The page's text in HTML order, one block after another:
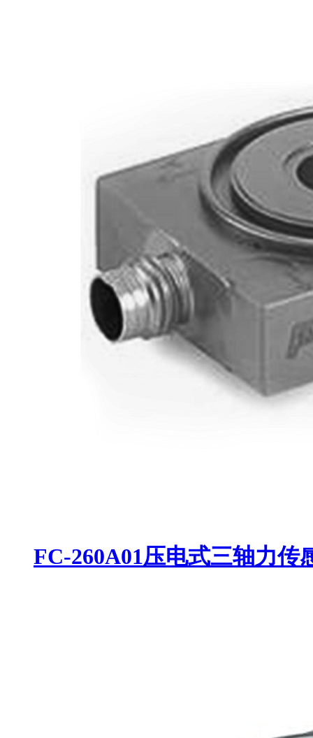
FC-260A01压电式三轴力传